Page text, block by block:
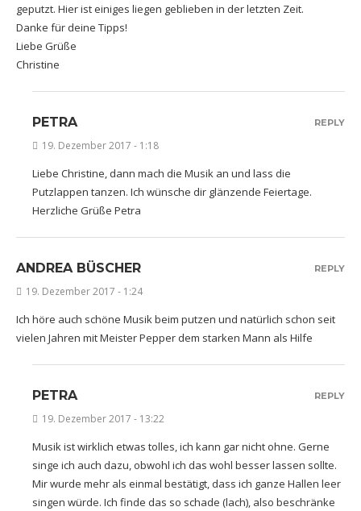
geputzt. Hier ist einiges liegen geblieben in der letzten Zeit.
Danke für deine Tipps!
Liebe Grüße
Christine
PETRA
19. Dezember 2017 - 1:18
Liebe Christine, dann mach die Musik an und lass die
Putzlappen tanzen. Ich wünsche dir glänzende Feiertage.
Herzliche Grüße Petra
REPLY
ANDREA BÜSCHER
19. Dezember 2017 - 1:24
Ich höre auch schöne Musik beim putzen und natürlich schon seit
vielen Jahren mit Meister Pepper dem starken Mann als Hilfe
REPLY
PETRA
19. Dezember 2017 - 13:22
Musik ist wirklich etwas tolles, ich kann gar nicht ohne. Gerne
singe ich auch dazu, obwohl ich das wohl besser lassen sollte.
Mir wurde mehr als einmal bestätigt, dass ich ganze Hallen leer
singen würde. Ich finde das so schade (lach), also beschränke
REPLY